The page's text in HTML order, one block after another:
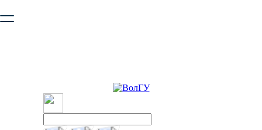
безопасную работу с сайтом. Пожалуйста